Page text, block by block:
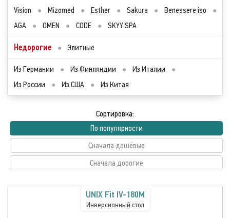
Vision
● Mizomed ● Esther ● Sakura ● Benessere iso
●
AGA
● OMEN ● CODE ● SKYY SPA
Недорогие ● Элитные
Из Германии ● Из Финляндии ● Из Италии
●
Из России
● Из США ● Из Китая
Сортировка:
По популярности
Сначала дешёвые
Сначала дорогие
UNIX Fit IV-180M
Инверсионный стол